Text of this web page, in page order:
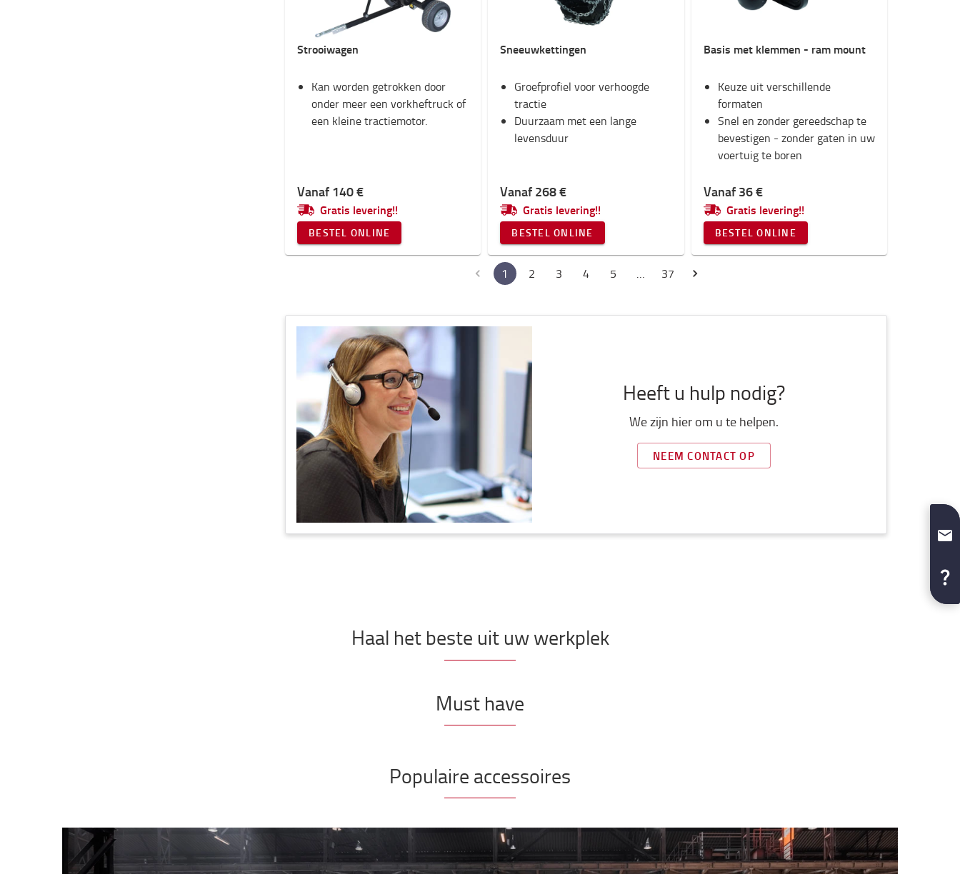
Strooiwagen
Kan worden getrokken door
onder meer een vorkheftruck of
een kleine tractiemotor.
Vanaf 140 €
Gratis levering!!
BESTEL ONLINE
Sneeuwkettingen
Groefprofiel voor verhoogde
tractie
Duurzaam met een lange
levensduur
Vanaf 268 €
Gratis levering!!
BESTEL ONLINE
Basis met klemmen - ram mount
Keuze uit verschillende
formaten
Snel en zonder gereedschap te
bevestigen - zonder gaten in uw
voertuig te boren
Vanaf 36 €
Gratis levering!!
BESTEL ONLINE
1 2 3 4 5 … 37
Heeft u hulp nodig?
We zijn hier om u te helpen.
NEEM CONTACT OP
Haal het beste uit uw werkplek
Must have
Populaire accessoires